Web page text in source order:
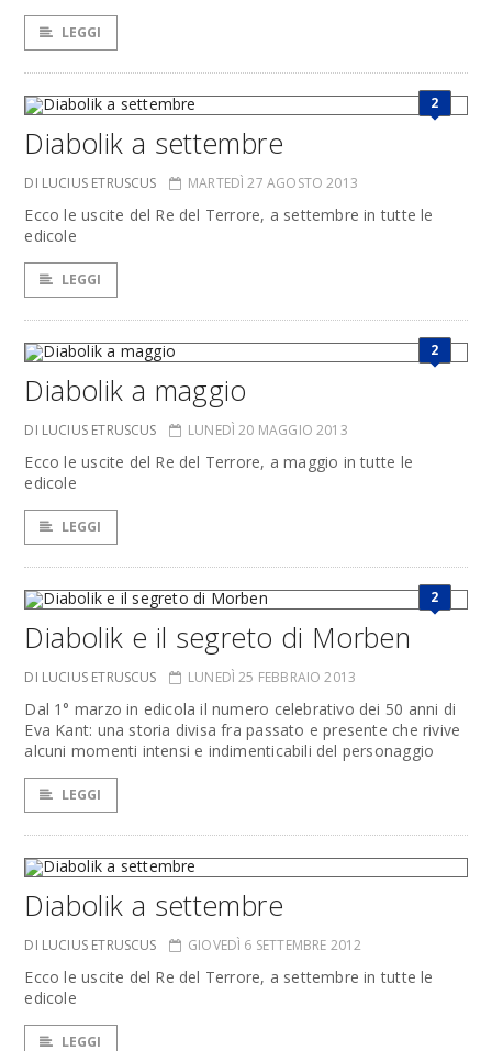
LEGGI
2
Diabolik a settembre
DI LUCIUS ETRUSCUS MARTEDÌ 27 AGOSTO 2013
Ecco le uscite del Re del Terrore, a settembre in tutte le
edicole
LEGGI
2
Diabolik a maggio
DI LUCIUS ETRUSCUS LUNEDÌ 20 MAGGIO 2013
Ecco le uscite del Re del Terrore, a maggio in tutte le
edicole
LEGGI
2
Diabolik e il segreto di Morben
DI LUCIUS ETRUSCUS LUNEDÌ 25 FEBBRAIO 2013
Dal 1° marzo in edicola il numero celebrativo dei 50 anni di
Eva Kant: una storia divisa fra passato e presente che rivive
alcuni momenti intensi e indimenticabili del personaggio
LEGGI
Diabolik a settembre
DI LUCIUS ETRUSCUS GIOVEDÌ 6 SETTEMBRE 2012
Ecco le uscite del Re del Terrore, a settembre in tutte le
edicole
LEGGI